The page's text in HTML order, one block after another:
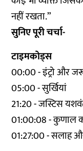
नहीं रखता.”
सुनिए पूरी चर्चा-
टाइमकोड्स
00:00 - इंट्रो और
05:00 - सुर्खियां
21:20 - जस्टिस
01:00:08 - कुणाल
01:27:00 - सलाह